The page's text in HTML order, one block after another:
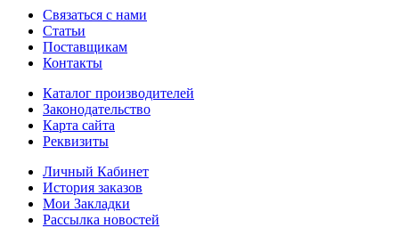
Связаться с нами
Статьи
Поставщикам
Контакты
Каталог производителей
Законодательство
Карта сайта
Реквизиты
Личный Кабинет
История заказов
Мои Закладки
Рассылка новостей